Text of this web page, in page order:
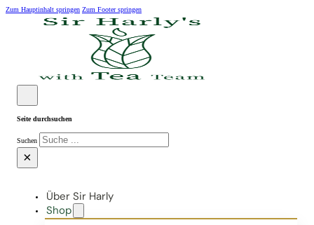
Zum Hauptinhalt springen Zum Footer springen
Seite durchsuchen
Suchen
×
Über Sir Harly
Shop